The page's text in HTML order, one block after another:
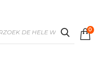
SEARCH
0